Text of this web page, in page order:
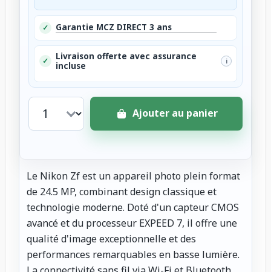
✓ Garantie MCZ DIRECT 3 ans
✓
Livraison offerte avec assurance
incluse
i
Ajouter au panier
Le Nikon Zf est un appareil photo plein format
de 24.5 MP, combinant design classique et
technologie moderne. Doté d'un capteur CMOS
avancé et du processeur EXPEED 7, il offre une
qualité d'image exceptionnelle et des
performances remarquables en basse lumière.